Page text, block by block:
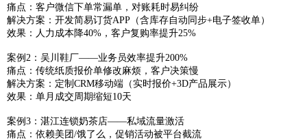
痛点：客户微信下单常漏单，对账耗时易纠纷
解决方案：开发简易订货APP（含库存自动同步+电子签收单）
效果：人力成本降40%，客户复购率提升25%
案例2：吴川鞋厂——业务员效率提升200%
痛点：传统纸质报价单修改麻烦，客户决策慢
解决方案：定制CRM移动端（实时报价+3D产品展示）
效果：单月成交周期缩短10天
案例3：湛江连锁奶茶店——私域流量激活
痛点：依赖美团/饿了么，促销活动被平台截流